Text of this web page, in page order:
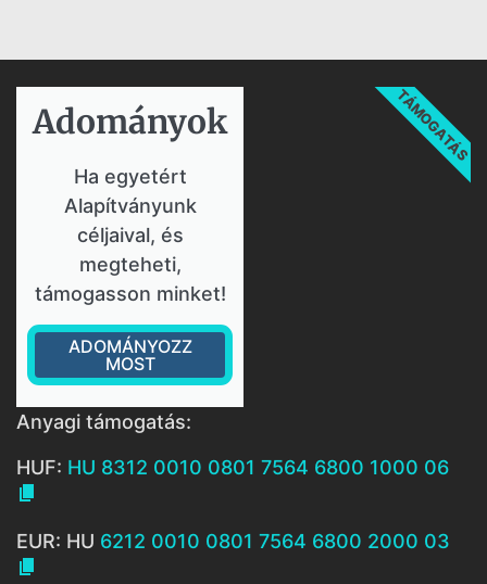
Adományok​
Ha egyetért
Alapítványunk
céljaival, és
megteheti,
támogasson minket!
ADOMÁNYOZZ
MOST
TÁMOGATÁS
Anyagi támogatás:
HUF: HU 8312 0010 0801 7564 6800 1000 06

EUR: HU 6212 0010 0801 7564 6800 2000 03
